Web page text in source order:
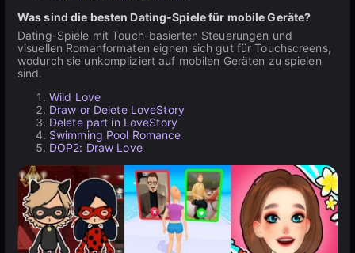
Was sind die besten Dating-Spiele für mobile Geräte?
Dating-Spiele mit Touch-basierten Steuerungen und
visuellen Romanformaten eignen sich gut für Touchscreens,
wodurch sie unkompliziert auf mobilen Geräten zu spielen
sind.
Wild Love
Draw or Delete LoveStory
Delete part in LoveStory
Swimming Pool Romance
DOP2: Draw Love